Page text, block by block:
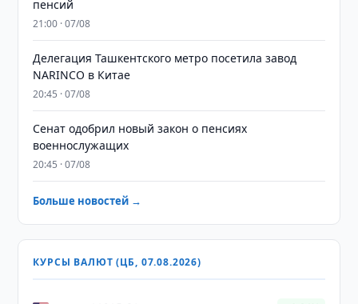
пенсий
21:00 · 07/08
Делегация Ташкентского метро посетила завод
NARINCO в Китае
20:45 · 07/08
Сенат одобрил новый закон о пенсиях
военнослужащих
20:45 · 07/08
Больше новостей →
КУРСЫ ВАЛЮТ (ЦБ, 07.08.2026)